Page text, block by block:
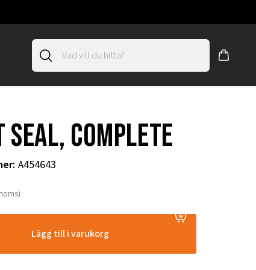
SEAL, COMPLETE
: A454643
Lägg till i varukorg